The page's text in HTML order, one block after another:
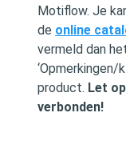
Motiflow. Je
de online
vermeld dan
‘Opmerkingen/
product. Let
verbonden!